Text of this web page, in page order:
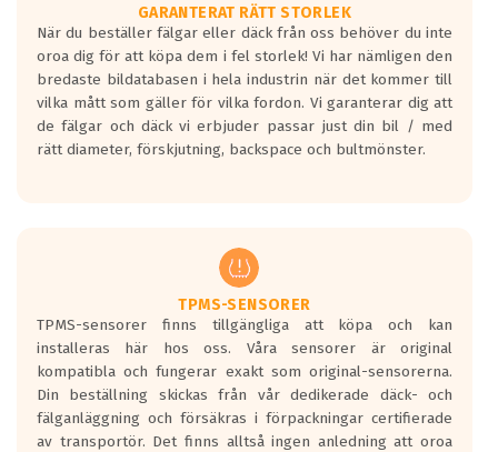
rullmotståndets ljud överträffa
motorljudet.
På däckmärkningen kommer det finnas
en symbol av ett däck med vågar. Hög
bullernivå markeras med svarta vågor
medans de vita vågorna påvisar om det är
ett tyst däck.
regelverket som introduceras år 2016.
Ett däck med två svarta vågor är redan
godkända för år 2016 nya regelverk.
Ett däck med en svart våg kommer vara
minst tre decibel tystare än det
regelverk som börjar gälla 2016.
GARANTERAT RÄTT STORLEK
När du beställer fälgar eller däck från oss behöver du inte
oroa dig för att köpa dem i fel storlek! Vi har nämligen den
bredaste bildatabasen i hela industrin när det kommer till
vilka mått som gäller för vilka fordon. Vi garanterar dig att
de fälgar och däck vi erbjuder passar just din bil / med
rätt diameter, förskjutning, backspace och bultmönster.
TPMS-SENSORER
TPMS-sensorer finns tillgängliga att köpa och kan
installeras här hos oss. Våra sensorer är original
kompatibla och fungerar exakt som original-sensorerna.
Din beställning skickas från vår dedikerade däck- och
fälganläggning och försäkras i förpackningar certifierade
av transportör. Det finns alltså ingen anledning att oroa